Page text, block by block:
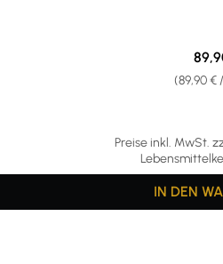
Preise inkl. MwSt.
(89,90 €
IN DEN